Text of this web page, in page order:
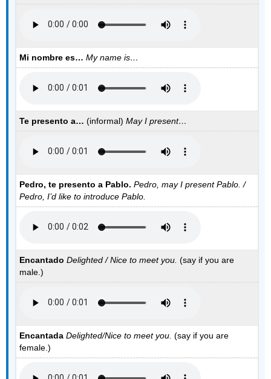
Mi nombre es… My name is…
Te presento a… (informal)May I present…
Pedro, te presento a Pablo. Pedro, may I present Pablo. /
Pedro, I’d like to introduce Pablo.
EncantadoDelighted/ Nice to meet you. (say if you are
male.)
Encantada Delighted/Nice to meet you. (say if you are
female.)